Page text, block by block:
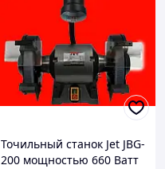
Точильный станок Jet JBG-
200 мощностью 660 Ватт